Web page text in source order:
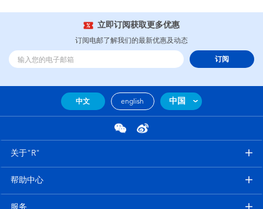
立即订阅获取更多优惠
订阅电邮了解我们的最新优惠及动态
订阅
中文 english 中国
关于"R"
帮助中心
服务